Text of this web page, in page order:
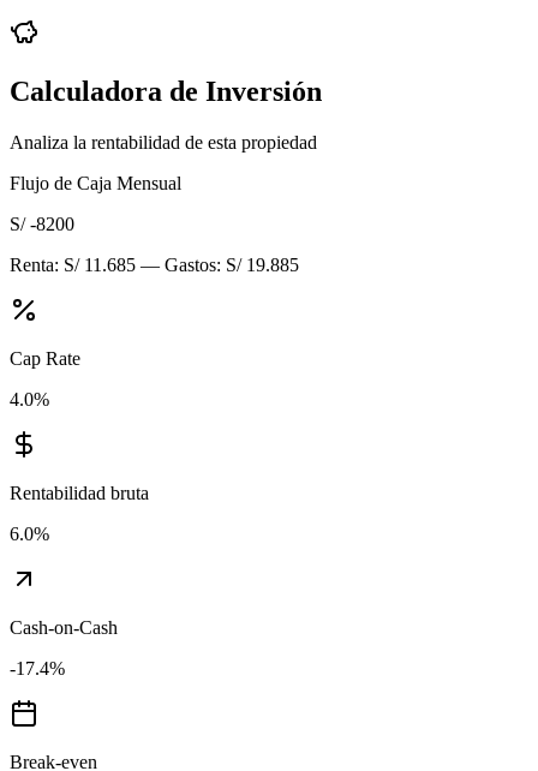
Calculadora de Inversión
Analiza la rentabilidad de esta propiedad
Flujo de Caja Mensual
S/ -8200
Renta: S/ 11.685 — Gastos: S/ 19.885
Cap Rate
4.0%
Rentabilidad bruta
6.0%
Cash-on-Cash
-17.4%
Break-even